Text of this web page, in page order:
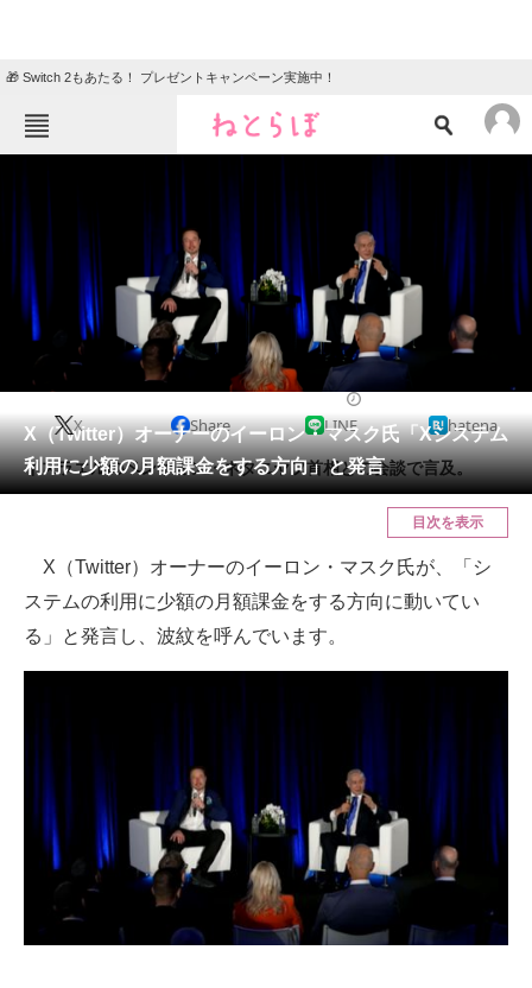
🎁 Switch 2もあたる！ プレゼントキャンペーン実施中！
グルメ 地域
住まい 教育・育児
動物 リサーチ
会員記事
メディア
ITの今と未来を見通す
スマホと通信の最新トレンド
ビジネスと働き方のヒント
AI活用のいまが分かる
企業ITのトレンドを詳説
経営リーダーのコミュニティ
X（Twitter）オーナーのイーロン・マスク氏「Xシステム
利用に少額の月額課金をする方向」と発言
X Share LINE hatena
イスラエルのベンヤミン・ネタニヤフ首相との会談で言及。
目次を表示
X（Twitter）オーナーのイーロン・マスク氏が、「シ
ステムの利用に少額の月額課金をする方向に動いてい
る」と発言し、波紋を呼んでいます。